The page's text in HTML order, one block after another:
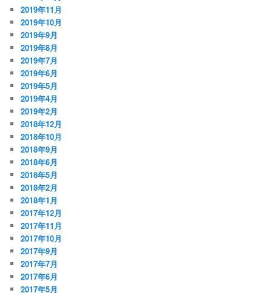
2019年11月
2019年10月
2019年9月
2019年8月
2019年7月
2019年6月
2019年5月
2019年4月
2019年2月
2018年12月
2018年10月
2018年9月
2018年6月
2018年5月
2018年2月
2018年1月
2017年12月
2017年11月
2017年10月
2017年9月
2017年7月
2017年6月
2017年5月